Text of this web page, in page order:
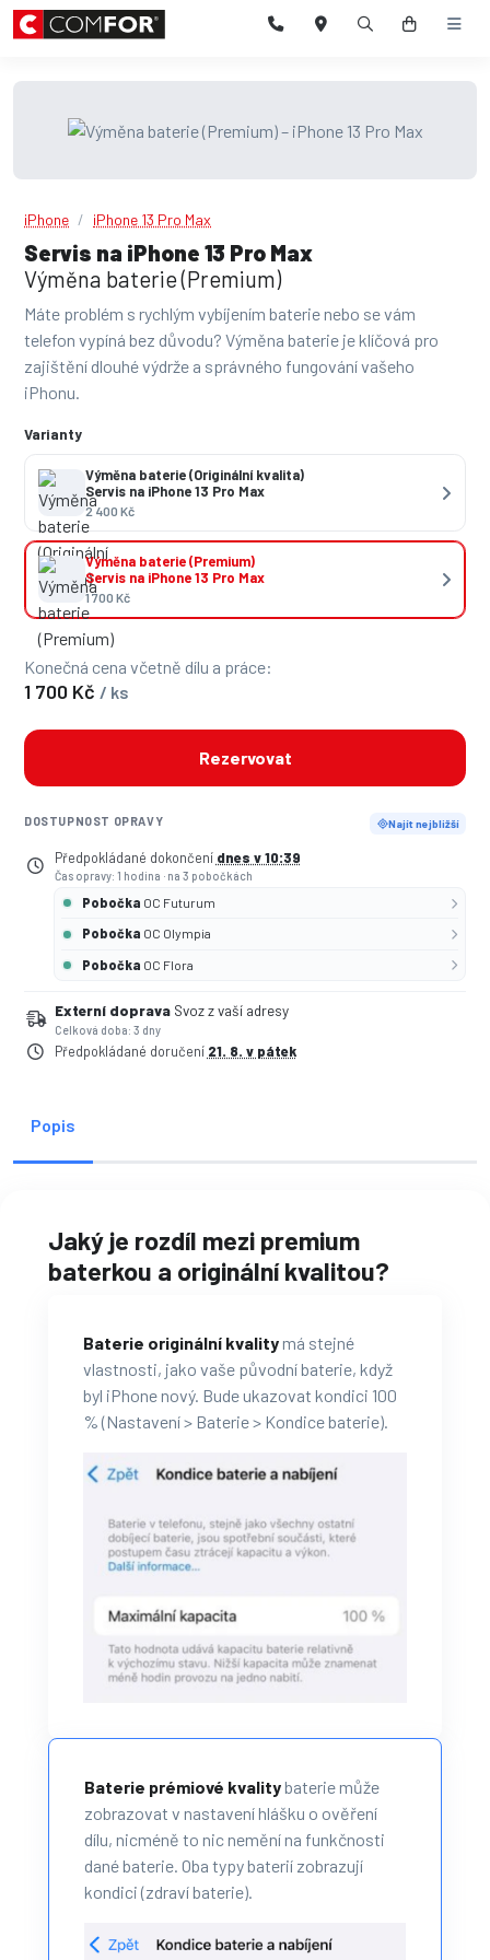
iPhone iPhone 13 Pro Max
Servis na iPhone 13 Pro Max
Výměna baterie (Premium)
Máte problém s rychlým vybíjením baterie nebo se vám
telefon vypíná bez důvodu? Výměna baterie je klíčová pro
zajištění dlouhé výdrže a správného fungování vašeho
iPhonu.
Varianty
Výměna baterie (Originální kvalita)
Servis na iPhone 13 Pro Max
2 400 Kč
Výměna baterie (Premium)
Servis na iPhone 13 Pro Max
1 700 Kč
Konečná cena včetně dílu a práce:
1 700 Kč / ks
Rezervovat
DOSTUPNOST OPRAVY Najít nejbližší
Předpokládané dokončení dnes v 10:39
Čas opravy: 1 hodina · na 3 pobočkách
Pobočka OC Futurum
Pobočka OC Olympia
Pobočka OC Flora
Externí doprava Svoz z vaší adresy
Celková doba: 3 dny
Předpokládané doručení 21. 8. v pátek
Popis
Jaký je rozdíl mezi premium
baterkou a originální kvalitou?
Baterie originální kvalitymá stejné
vlastnosti, jako vaše původní baterie, když
byl iPhone nový. Bude ukazovat kondici 100
% (Nastavení > Baterie > Kondice baterie).
Baterie prémiové kvalitybaterie může
zobrazovat v nastavení hlášku o ověření
dílu, nicméně to nic nemění na funkčnosti
dané baterie. Oba typy baterií zobrazují
kondici (zdraví baterie).